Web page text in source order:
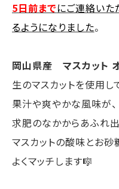
5日前までにご連絡い
るようになりました。
岡山県産 マスカット
生のマスカットを使用
果汁や爽やかな風味が
求肥のなかからあふれ出
マスカットの酸味とお
よくマッチします🎼